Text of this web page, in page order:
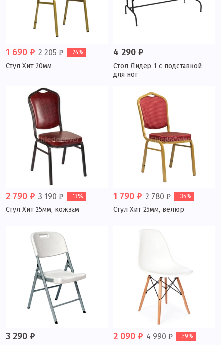
1 690 ₽ 2 205 ₽ - 24%
Стул Хит 20мм
4 290 ₽
Стол Лидер 1 с подставкой
для ног
2 790 ₽ 3 190 ₽ - 13%
Стул Хит 25мм, кожзам
1 790 ₽ 2 780 ₽ - 36%
Стул Хит 25мм, велюр
3 290 ₽ 2 090 ₽ 4 990 ₽ - 59%